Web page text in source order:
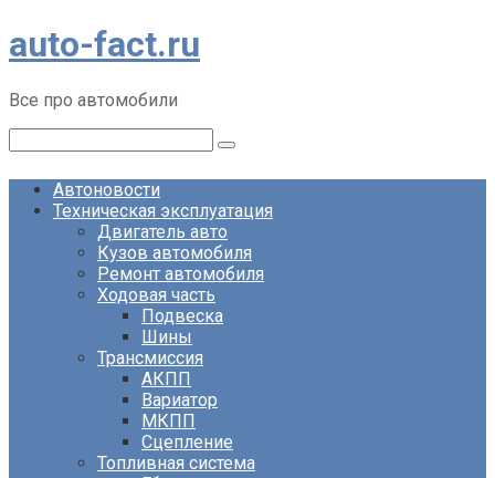
Перейти
к
auto-fact.ru
Все про автомобили
Автоновости
Техническая эксплуатация
Двигатель авто
Кузов автомобиля
Ремонт автомобиля
Ходовая часть
Подвеска
Шины
Трансмиссия
АКПП
Вариатор
МКПП
Сцепление
Топливная система